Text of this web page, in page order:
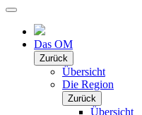
Das OM
Zurück
Übersicht
Die Region
Zurück
Übersicht